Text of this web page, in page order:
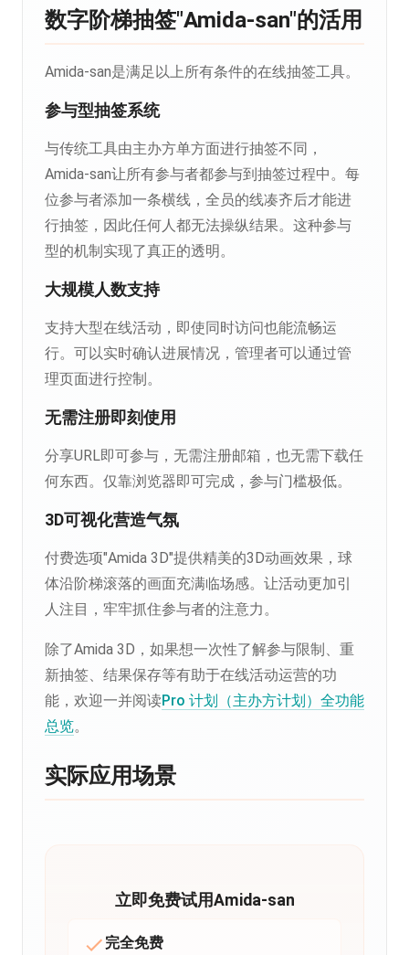
数字阶梯抽签"Amida-san"的活用
Amida-san是满足以上所有条件的在线抽签工具。
参与型抽签系统
与传统工具由主办方单方面进行抽签不同，
Amida-san让所有参与者都参与到抽签过程中。每
位参与者添加一条横线，全员的线凑齐后才能进
行抽签，因此任何人都无法操纵结果。这种参与
型的机制实现了真正的透明。
大规模人数支持
支持大型在线活动，即使同时访问也能流畅运
行。可以实时确认进展情况，管理者可以通过管
理页面进行控制。
无需注册即刻使用
分享URL即可参与，无需注册邮箱，也无需下载任
何东西。仅靠浏览器即可完成，参与门槛极低。
3D可视化营造气氛
付费选项"Amida 3D"提供精美的3D动画效果，球
体沿阶梯滚落的画面充满临场感。让活动更加引
人注目，牢牢抓住参与者的注意力。
除了Amida 3D，如果想一次性了解参与限制、重
新抽签、结果保存等有助于在线活动运营的功
能，欢迎一并阅读Pro 计划（主办方计划）全功能
总览。
实际应用场景
立即免费试用Amida-san
完全免费